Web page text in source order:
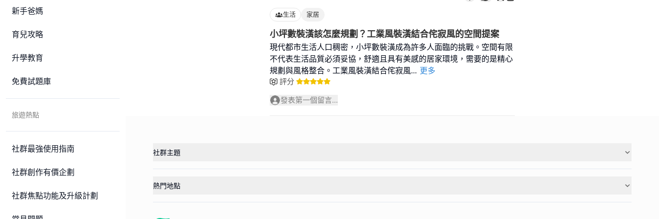
新手爸媽
育兒攻略
升學教育
免費試題庫
旅遊熱點
社群最強使用指南
社群創作有價企劃
社群焦點功能及升級計劃
生活 家居
小坪數裝潢該怎麼規劃？工業風裝潢結合侘寂風的空間提案
現代都市生活人口稠密，小坪數裝潢成為許多人面臨的挑戰。空間有限
不代表生活品質必須妥協，舒適且具有美感的居家環境，需要的是精心
規劃與風格整合。工業風裝潢結合侘寂風... 更多
評分
發表第一個留言...
社群主題
熱門地點